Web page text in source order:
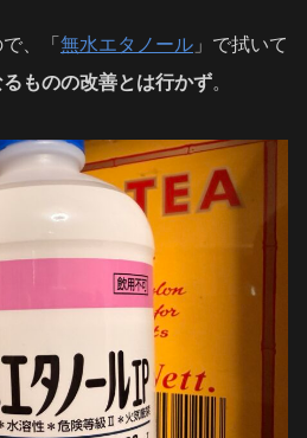
、「 無水エタノール 」で拭いて
るものの改善とは行かず。